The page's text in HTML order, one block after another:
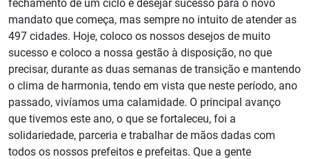
fechamento de um ciclo e desejar sucesso para o novo
mandato que começa, mas sempre no intuito de atender as
497 cidades. Hoje, coloco os nossos desejos de muito
sucesso e coloco a nossa gestão à disposição, no que
precisar, durante as duas semanas de transição e mantendo
o clima de harmonia, tendo em vista que neste período, ano
passado, vivíamos uma calamidade. O principal avanço
que tivemos este ano, o que se fortaleceu, foi a
solidariedade, parceria e trabalhar de mãos dadas com
todos os nossos prefeitos e prefeitas. Que a gente